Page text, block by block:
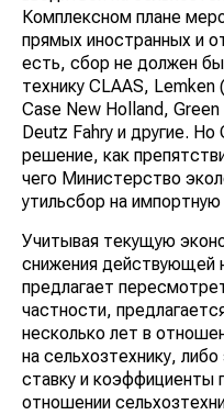
Комплексном плане
прямых иностранных и
есть, сбор не должен
технику CLAAS,
Case New Holland,
Deutz Fahrу и другие.
решение, как
чего Министерство
утильсбор на импортную
Учитывая текущую
снижения действующей
предлагает
частности,
несколько лет в
на сельхозтехнику,
ставку и коэффициенты
отношении